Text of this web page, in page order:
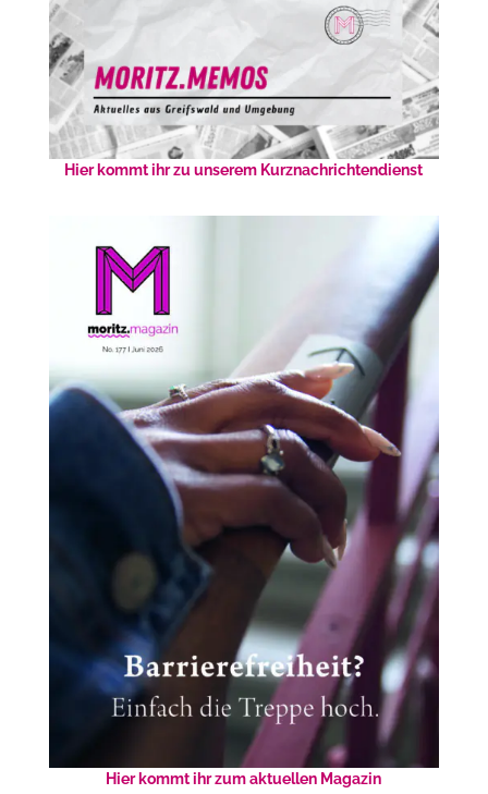
Hier kommt ihr zu unserem Kurznachrichtendienst
Hier kommt ihr zum aktuellen Magazin